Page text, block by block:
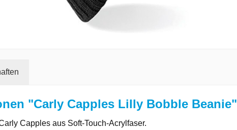
"Carly Capples Lilly Bobble Beanie"
Capples aus Soft-Touch-Acrylfaser.